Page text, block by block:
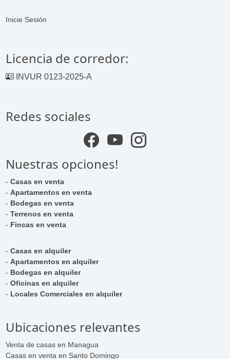
Inicie Sesión
Licencia de corredor:
INVUR 0123-2025-A
Redes sociales
Nuestras opciones!
-Casas en venta
-Apartamentos en venta
- Bodegas en venta
-Terrenos en venta
- Fincas en venta
-Casas en alquiler
-Apartamentos en alquiler
- Bodegas en alquiler
-Oficinas en alquiler
- Locales Comerciales en alquiler
Ubicaciones relevantes
Venta de casas en Managua
Casas en venta en Santo Domingo